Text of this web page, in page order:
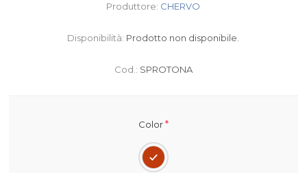
Produttore: CHERVO
Disponibilità: Prodotto non disponibile.
Cod.: SPROTONA
Color*